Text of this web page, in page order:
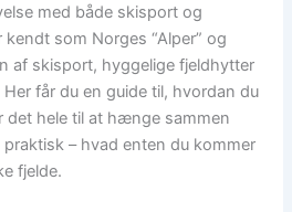
med både skisport og
som Norges “Alper” og
af skisport, hyggelige fjeldhytter
får du en guide til, hvordan du
det hele til at hænge sammen
– hvad enten du kommer
fjelde.